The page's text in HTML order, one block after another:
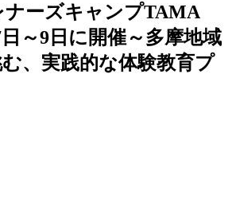
ナーズキャンプTAMA
～9日に開催～多摩地域
、実践的な体験教育プ